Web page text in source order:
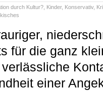
durch Kultur? Kinder, Konservativ,
für die ganz
einer